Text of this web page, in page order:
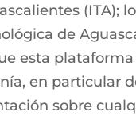
(ITA);
de
esta
en particular
sobre